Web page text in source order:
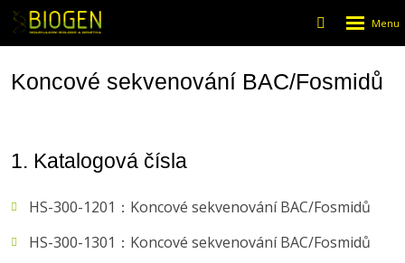
Vyhledávání
menu
Koncové sekvenování BAC/Fosmidů
1. Katalogová čísla
HS-300-1201：Koncové sekvenování BAC/Fosmidů
HS-300-1301：Koncové sekvenování BAC/Fosmidů